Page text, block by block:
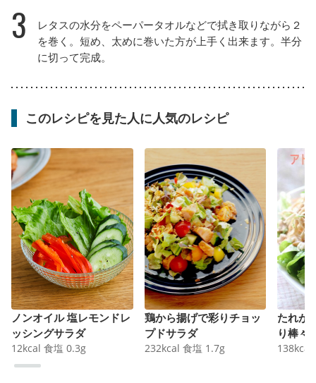
3
レタスの水分をペーパータオルなどで拭き取りながら２
を巻く。短め、太めに巻いた方が上手く出来ます。半分
に切って完成。
このレシピを見た人に人気のレシピ
ノンオイル 塩レモンドレ
ッシングサラダ
12kcal 食塩 0.3g
鶏から揚げで彩りチョッ
プドサラダ
232kcal 食塩 1.7g
たれが
り棒々
138kcal